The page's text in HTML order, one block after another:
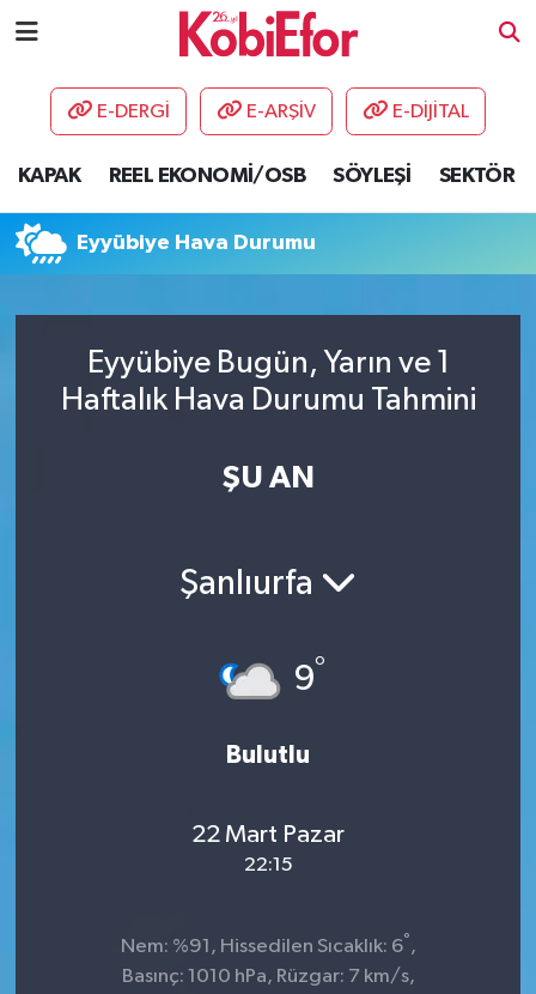
E-DERGİ E-ARŞİV E-DİJİTAL
KAPAK REEL EKONOMİ/OSB SÖYLEŞİ SEKTÖR
Eyyübiye Hava Durumu
Eyyübiye Bugün, Yarın ve 1
Haftalık Hava Durumu Tahmini
ŞU AN
Şanlıurfa
9°
Bulutlu
22 Mart Pazar
22:15
Nem: %91, Hissedilen Sıcaklık: 6° ,
Basınç: 1010 hPa, Rüzgar: 7 km/s,
AKADEMİ
DESTEK-TEŞVİK
ETKİNLİK
HABERLER